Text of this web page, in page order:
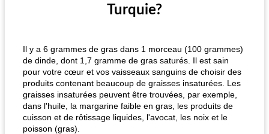
Turquie?
Il y a 6 grammes de gras dans 1 morceau (100 grammes)
de dinde, dont 1,7 gramme de gras saturés. Il est sain
pour votre cœur et vos vaisseaux sanguins de choisir des
produits contenant beaucoup de graisses insaturées. Les
graisses insaturées peuvent être trouvées, par exemple,
dans l'huile, la margarine faible en gras, les produits de
cuisson et de rôtissage liquides, l'avocat, les noix et le
poisson (gras).